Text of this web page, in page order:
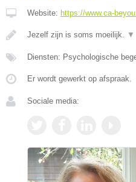
Website: https://www.ca-
Jezelf zijn is soms moeilijk. ▼
Diensten: Psychologische
Er wordt gewerkt op afspraak.
Sociale media: